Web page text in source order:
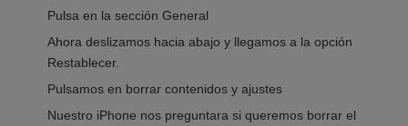
Pulsa en la sección General
Ahora deslizamos hacia abajo y llegamos a la opción
Restablecer.
Pulsamos en borrar contenidos y ajustes
Nuestro iPhone nos preguntara si queremos borrar el